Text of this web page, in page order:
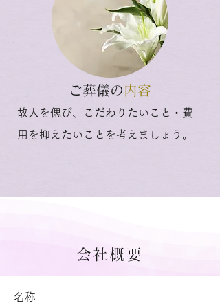
ご葬儀の 内容
故人を偲び、こだわりたいこと・費
用を抑えたいことを考えましょう。
会社概要
名称